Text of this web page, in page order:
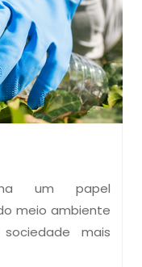
um papel
meio ambiente
mais